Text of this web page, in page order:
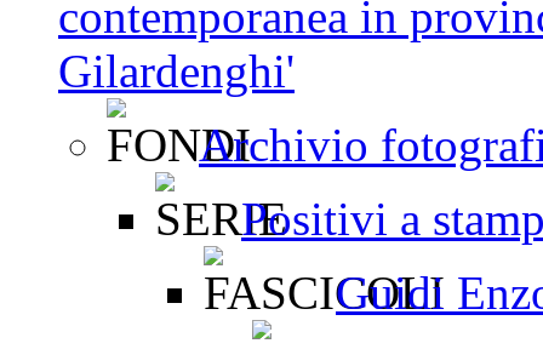
contemporanea in
Gilardenghi'
Archivio
Positivi a
Guidi